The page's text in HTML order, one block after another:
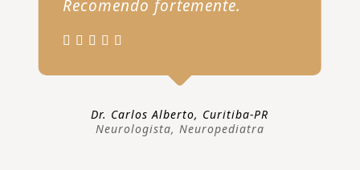
Recomendo fortemente.
Dr. Carlos Alberto, Curitiba-PR
Neurologista, Neuropediatra